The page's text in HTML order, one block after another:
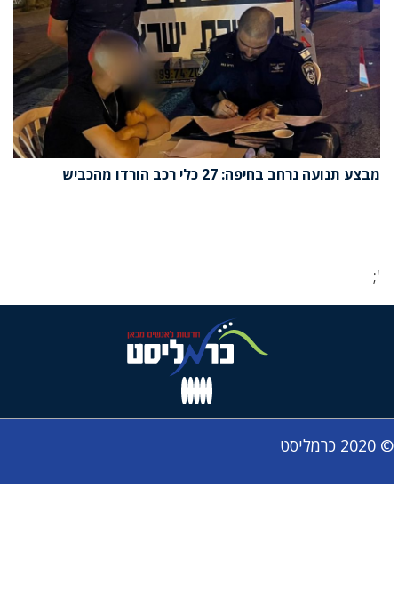
מבצע תנועה נרחב בחיפה: 27 כלי רכב הורדו מהכביש
';
© 2020 כרמליסט